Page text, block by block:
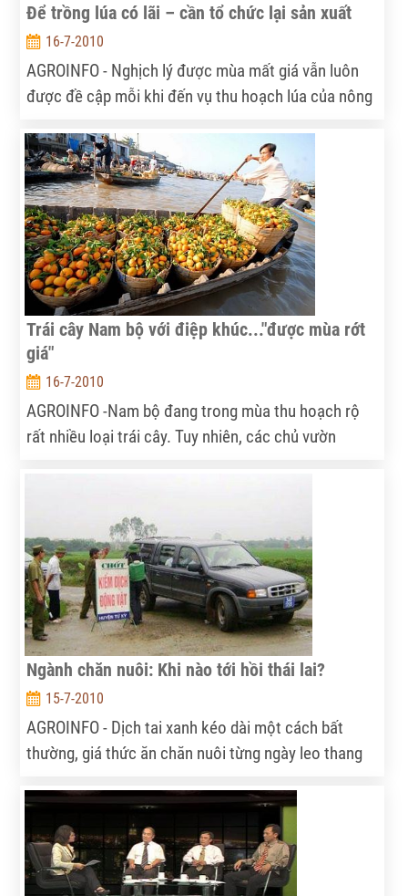
Để trồng lúa có lãi – cần tổ chức lại sản xuất
16-7-2010
AGROINFO - Nghịch lý được mùa mất giá vẫn luôn
được đề cập mỗi khi đến vụ thu hoạch lúa của nông
lúa làm ra không tiêu thụ được, phải chất đống và lo
bảo quản. Trong khi đó, giá thành sản xuất bị đẩy
lên cao.
Trái cây Nam bộ với điệp khúc..."được mùa rớt
giá"
16-7-2010
AGROINFO -Nam bộ đang trong mùa thu hoạch rộ
rất nhiều loại trái cây. Tuy nhiên, các chủ vườn
vườn cây trĩu quả mà không thu được là bao. Có
những loại cây như chôm chôm, bơ… nhiều nhà vườn
không muốn hái, để mặc cho rụng xuống đất.
Ngành chăn nuôi: Khi nào tới hồi thái lai?
15-7-2010
AGROINFO - Dịch tai xanh kéo dài một cách bất
thường, giá thức ăn chăn nuôi từng ngày leo thang
khôi phục đàn gia súc của nông dân sau dịch càng
thêm gian nan. Trước thực trạng này thấy ngành
chăn nuôi chưa thể tới hồi thái lai trong thời gian
gần.